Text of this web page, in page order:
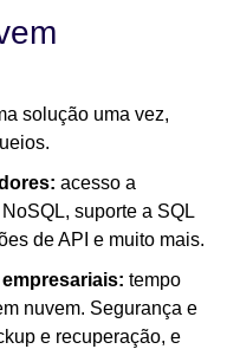
solução uma vez,
acesso a
suporte a SQL
de API e muito mais.
tempo
nuvem. Segurança e
e recuperação, e